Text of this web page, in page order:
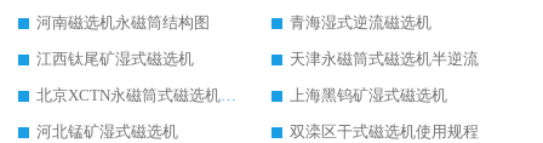
河南磁选机永磁筒结构图
青海湿式逆流磁选机
江西钛尾矿湿式磁选机
天津永磁筒式磁选机半逆流
北京XCTN永磁筒式磁选机磁块位置
上海黑钨矿湿式磁选机
河北锰矿湿式磁选机
双滦区干式磁选机使用规程